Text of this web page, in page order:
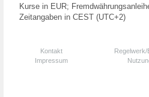
Kurse in EUR;
Zeitangaben in CEST (UTC+2)
Kontakt
Impressum